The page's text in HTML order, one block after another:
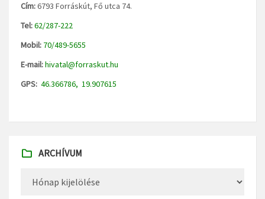
Cím:6793 Forráskút, Fő utca 74.
Tel:62/287-222
Mobil: 70/489-5655
E-mail:hivatal@forraskut.hu
GPS: 46.366786, 19.907615
ARCHÍVUM